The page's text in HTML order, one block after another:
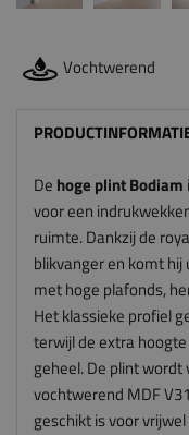
Vochtwerend
De hoge plint Bodiam
voor een
ruimte. Dankzij de
blikvanger en komt
met hoge plafonds,
Het klassieke profiel
terwijl de extra
geheel. De plint
vochtwerend MDF
geschikt is voor